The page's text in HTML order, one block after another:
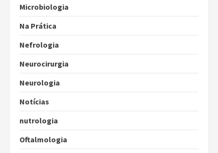
Microbiologia
Na Prática
Nefrologia
Neurocirurgia
Neurologia
Notícias
nutrologia
Oftalmologia